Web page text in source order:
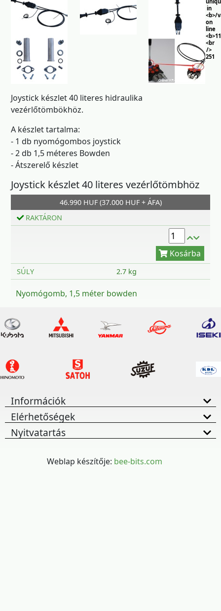
in
<b>/
on
line
<br
/>
251
Joystick készlet 40 literes hidraulika
vezérlőtömbökhöz.
A készlet tartalma:
- 1 db nyomógombos joystick
- 2 db 1,5 méteres Bowden
- Átszerelő készlet
Joystick készlet 40 literes vezérlőtömbhöz
46.990 HUF (37.000 HUF + ÁFA)
RAKTÁRON
Kosárba
SÚLY 2.7 kg
Nyomógomb, 1,5 méter bowden
Információk
Elérhetőségek
Nyitvatartás
Weblap készítője: bee-bits.com